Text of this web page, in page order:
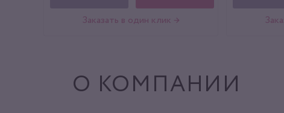
Заказать в один клик →
О КОМПАНИИ